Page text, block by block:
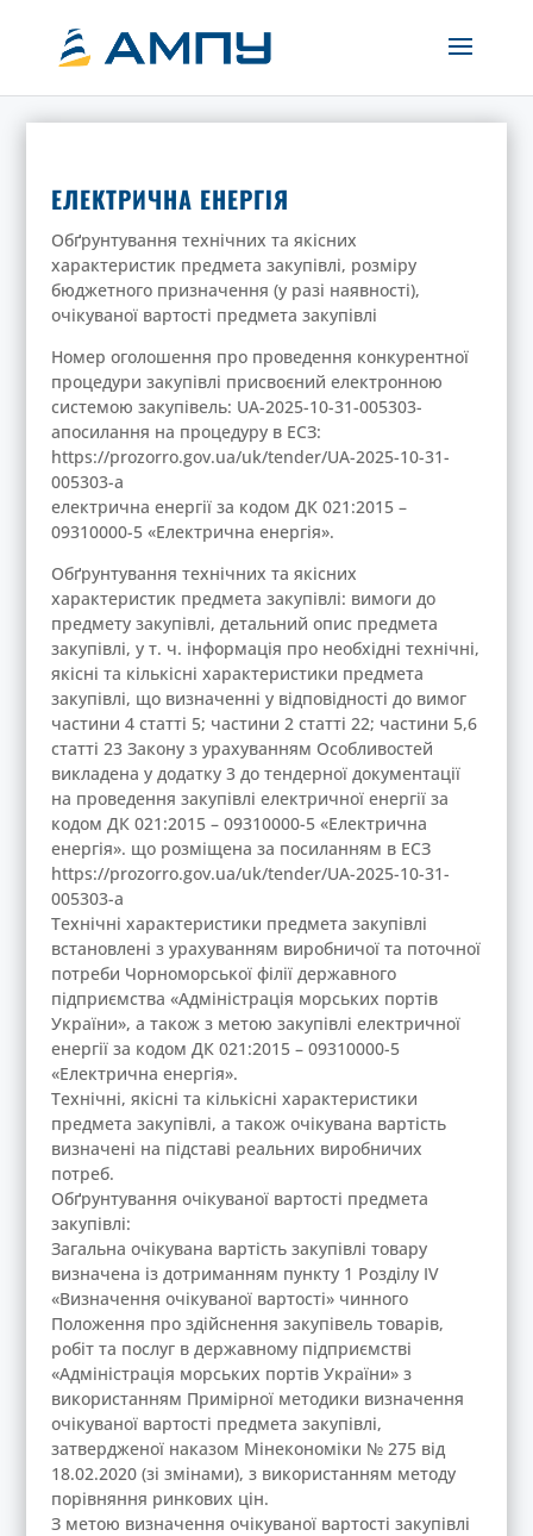
ЕЛЕКТРИЧНА ЕНЕРГІЯ
Обґрунтування технічних та якісних
характеристик предмета закупівлі, розміру
бюджетного призначення (у разі наявності),
очікуваної вартості предмета закупівлі
Номер оголошення про проведення конкурентної
процедури закупівлі присвоєний електронною
системою закупівель: UA-2025-10-31-005303-
aпосилання на процедуру в ЕСЗ:
https://prozorro.gov.ua/uk/tender/UA-2025-10-31-
005303-a
електрична енергії за кодом ДК 021:2015 –
09310000-5 «Електрична енергія».
Обґрунтування технічних та якісних
характеристик предмета закупівлі: вимоги до
предмету закупівлі, детальний опис предмета
закупівлі, у т. ч. інформація про необхідні технічні,
якісні та кількісні характеристики предмета
закупівлі, що визначенні у відповідності до вимог
частини 4 статті 5; частини 2 статті 22; частини 5,6
статті 23 Закону з урахуванням Особливостей
викладена у додатку 3 до тендерної документації
на проведення закупівлі електричної енергії за
кодом ДК 021:2015 – 09310000-5 «Електрична
енергія». що розміщена за посиланням в ЕСЗ
https://prozorro.gov.ua/uk/tender/UA-2025-10-31-
005303-a
Технічні характеристики предмета закупівлі
встановлені з урахуванням виробничої та поточної
потреби Чорноморської філії державного
підприємства «Адміністрація морських портів
України», а також з метою закупівлі електричної
енергії за кодом ДК 021:2015 – 09310000-5
«Електрична енергія».
Технічні, якісні та кількісні характеристики
предмета закупівлі, а також очікувана вартість
визначені на підставі реальних виробничих
потреб.
Обґрунтування очікуваної вартості предмета
закупівлі:
Загальна очікувана вартість закупівлі товару
визначена із дотриманням пункту 1 Розділу ІV
«Визначення очікуваної вартості» чинного
Положення про здійснення закупівель товарів,
робіт та послуг в державному підприємстві
«Адміністрація морських портів України» з
використанням Примірної методики визначення
очікуваної вартості предмета закупівлі,
затвердженої наказом Мінекономіки № 275 від
18.02.2020 (зі змінами), з використанням методу
порівняння ринкових цін.
З метою визначення очікуваної вартості закупівлі